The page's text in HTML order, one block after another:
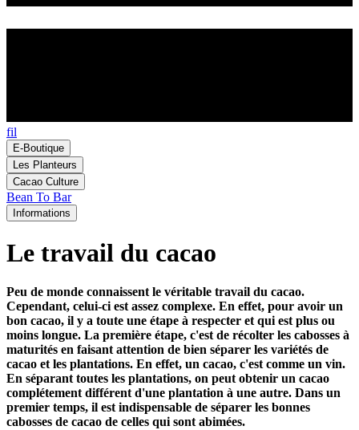
fil
E-Boutique
Les Planteurs
Cacao Culture
Bean To Bar
Informations
Le travail du cacao
Peu de monde connaissent le véritable travail du cacao.
Cependant, celui-ci est assez complexe. En effet, pour avoir un
bon cacao, il y a toute une étape à respecter et qui est plus ou
moins longue. La première étape, c'est de récolter les cabosses à
maturités en faisant attention de bien séparer les variétés de
cacao et les plantations. En effet, un cacao, c'est comme un vin.
En séparant toutes les plantations, on peut obtenir un cacao
complétement différent d'une plantation à une autre. Dans un
premier temps, il est indispensable de séparer les bonnes
cabosses de cacao de celles qui sont abimées.